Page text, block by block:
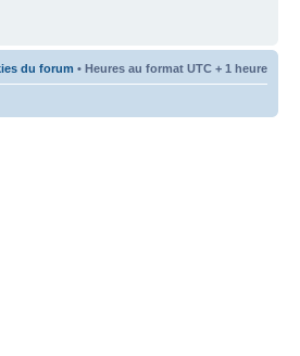
du forum • Heures au format UTC + 1 heure